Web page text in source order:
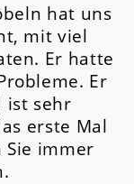
hat uns
mit viel
Er hatte
Er
ist sehr
erste Mal
immer